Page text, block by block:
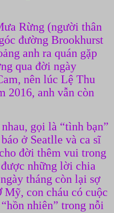
Rừng (người thân
đường Brookhurst
anh ra quán gặp
qua đời ngày
nên lúc Lệ Thu
2016, anh vẫn còn
gọi là “tình bạn”
ở Seatlle và ca sĩ
đời thêm vui trong
những lời chia
tháng còn lại sợ
con cháu có cuộc
nhiên” trong nỗi